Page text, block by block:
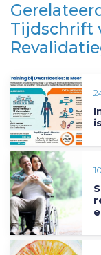
Tijdschrift